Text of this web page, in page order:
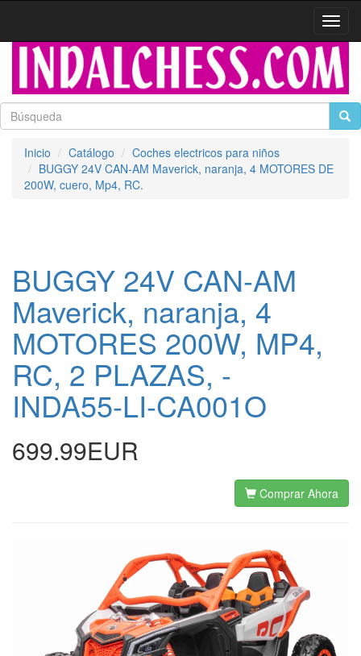
Inicio Catálogo
Coches electricos para niños
BUGGY 24V CAN-AM Maverick, naranja, 4 MOTORES DE
200W, cuero, Mp4, RC.
BUGGY 24V CAN-AM
Maverick, naranja, 4
MOTORES 200W, MP4,
RC, 2 PLAZAS, -
INDA55-LI-CA001O
699.99EUR
Comprar Ahora